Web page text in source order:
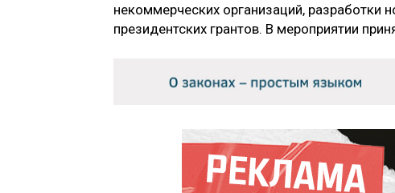
некоммерческих организаций, разработки
президентских грантов. В мероприятии